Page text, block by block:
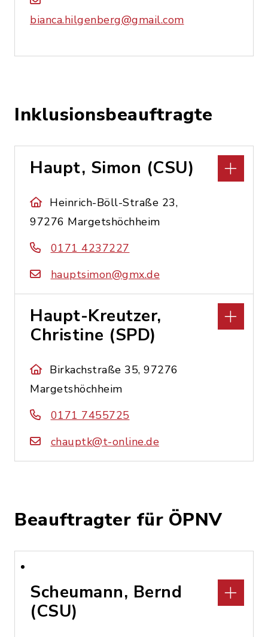
bianca.hilgenberg@gmail.com
Inklusionsbeauftragte
Haupt, Simon (CSU)
Heinrich-Böll-Straße 23,
97276 Margetshöchheim
0171 4237227
hauptsimon@gmx.de
Haupt-Kreutzer,
Christine (SPD)
Birkachstraße 35, 97276
Margetshöchheim
0171 7455725
chauptk@t-online.de
Beauftragter für ÖPNV
Scheumann, Bernd
(CSU)